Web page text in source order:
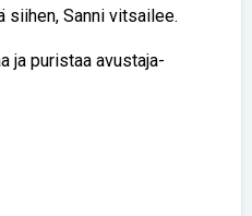
Sanni vitsailee.
ja puristaa avustaja-